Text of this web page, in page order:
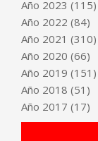
Año 2023 (115)
Año 2022 (84)
Año 2021 (310)
Año 2020 (66)
Año 2019 (151)
Año 2018 (51)
Año 2017 (17)